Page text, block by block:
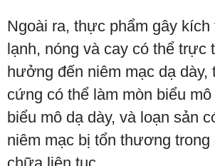
Ngoài ra, thực phẩm gây
lạnh, nóng và cay có thể trực
hưởng đến niêm mạc dạ dày,
cứng có thể làm mòn biểu
biểu mô dạ dày, và loạn sản
niêm mạc bị tổn thương